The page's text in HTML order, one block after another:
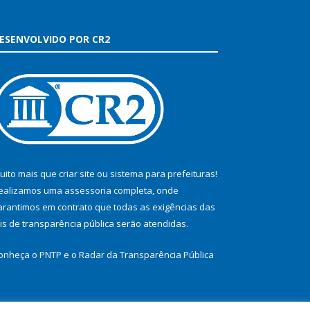
POR CR2
mais que criar site ou sistema para prefeituras!
uma assessoria completa, onde
em contrato que todas as exigências das
de transparência pública serão atendidas.
o PNTP e o Radar da Transparência Pública